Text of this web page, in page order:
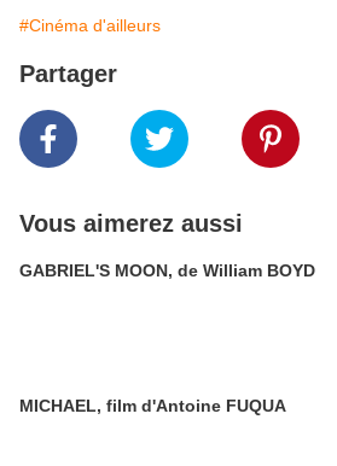
#Cinéma d'ailleurs
Partager
Vous aimerez aussi
GABRIEL'S MOON, de William BOYD
MICHAEL, film d'Antoine FUQUA